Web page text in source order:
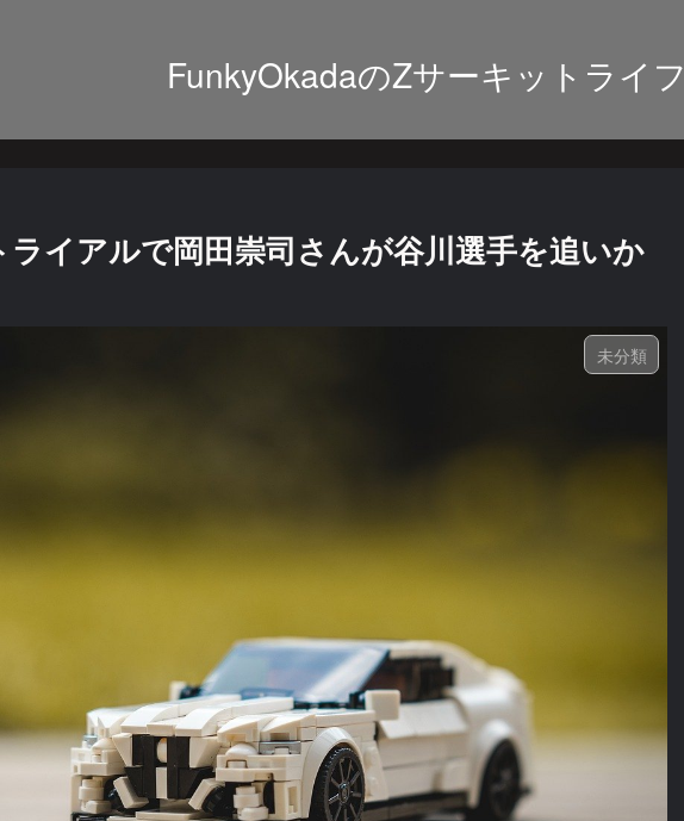
FunkyOkadaのZサーキットライフ
イアルで岡田崇司さんが谷川選手を追いか
未分類